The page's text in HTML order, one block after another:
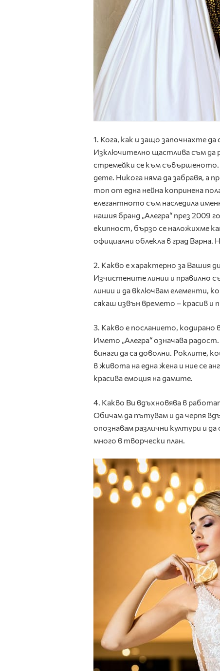
1. Кога, как и защо започнахте да
Изключително щастлива съм да
стремейки се към
дете. Никога няма да забравя, а
топ от една нейна копринена
елегантното съм наследила
нашия бранд „Алегра“ през 2009
екипност, бързо се наложихме
официални облекла в град
2. Какво е характерно за Вашия
Изчистените линии и правилно
линии и да включвам елементи,
сякаш извън времето – красив и
3. Какво е посланието,
Името „Алегра“ означава
винаги да са доволни. Роклите,
в живота на една жена и ние се
красива емоция на дамите.
4. Какво Ви вдъхновява в
Обичам да пътувам и да черпя
опознавам различни култури и
много в творчески план.